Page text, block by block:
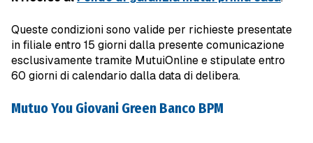
Queste condizioni sono valide per richieste presentate
in filiale entro 15 giorni dalla presente comunicazione
esclusivamente tramite MutuiOnline e stipulate entro
60 giorni di calendario dalla data di delibera.
Mutuo You Giovani Green Banco BPM